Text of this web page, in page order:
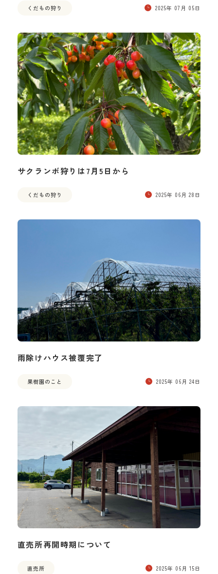
くだもの狩り 2025年 07月 05日
サクランボ狩りは7月5日から
くだもの狩り 2025年 06月 28日
雨除けハウス被覆完了
果樹園のこと 2025年 06月 24日
直売所再開時期について
直売所 2025年 06月 15日